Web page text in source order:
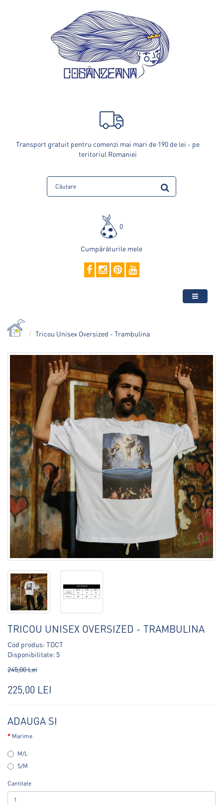
Transport gratuit pentru comenzi mai mari de 190 de lei - pe
teritoriul Romaniei
0
Cumpărăturile mele
Tricou Unisex Oversized - Trambulina
TRICOU UNISEX OVERSIZED - TRAMBULINA
Cod produs: TDCT
Disponibilitate: 5
245,00 Lei
225,00 LEI
ADAUGA SI
Marime
M/L
S/M
Cantitate